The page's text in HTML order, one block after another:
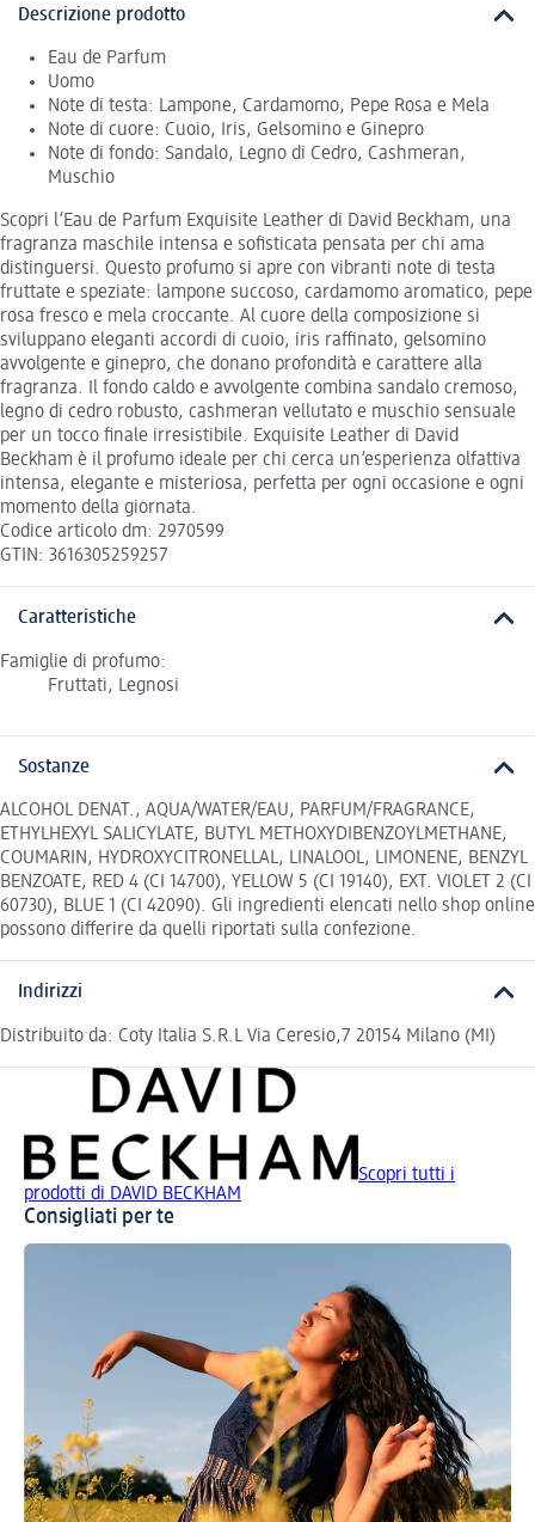
Descrizione prodotto
Eau de Parfum
Uomo
Note di testa: Lampone, Cardamomo, Pepe Rosa e Mela
Note di cuore: Cuoio, Iris, Gelsomino e Ginepro
Note di fondo: Sandalo, Legno di Cedro, Cashmeran,
Muschio
Scopri l’Eau de Parfum Exquisite Leather di David Beckham, una
fragranza maschile intensa e sofisticata pensata per chi ama
distinguersi. Questo profumo si apre con vibranti note di testa
fruttate e speziate: lampone succoso, cardamomo aromatico, pepe
rosa fresco e mela croccante. Al cuore della composizione si
sviluppano eleganti accordi di cuoio, iris raffinato, gelsomino
avvolgente e ginepro, che donano profondità e carattere alla
fragranza. Il fondo caldo e avvolgente combina sandalo cremoso,
legno di cedro robusto, cashmeran vellutato e muschio sensuale
per un tocco finale irresistibile. Exquisite Leather di David
Beckham è il profumo ideale per chi cerca un’esperienza olfattiva
intensa, elegante e misteriosa, perfetta per ogni occasione e ogni
momento della giornata.
Codice articolo dm: 2970599
GTIN: 3616305259257
Caratteristiche
Famiglie di profumo:
Fruttati, Legnosi
Sostanze
ALCOHOL DENAT., AQUA/WATER/EAU, PARFUM/FRAGRANCE,
ETHYLHEXYL SALICYLATE, BUTYL METHOXYDIBENZOYLMETHANE,
COUMARIN, HYDROXYCITRONELLAL, LINALOOL, LIMONENE, BENZYL
BENZOATE, RED 4 (CI 14700), YELLOW 5 (CI 19140), EXT. VIOLET 2 (CI
60730), BLUE 1 (CI 42090). Gli ingredienti elencati nello shop online
possono differire da quelli riportati sulla confezione.
Indirizzi
Distribuito da: Coty Italia S.R.L Via Ceresio,7 20154 Milano (MI)
Scopri tutti i
prodotti di DAVID BECKHAM
Consigliati per te